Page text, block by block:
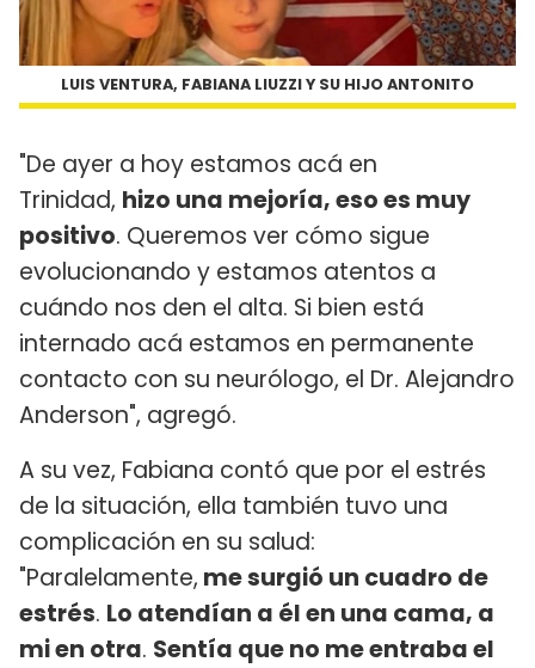
LUIS VENTURA, FABIANA LIUZZI Y SU HIJO ANTONITO
"De ayer a hoy estamos acá en
Trinidad, hizo una mejoría, eso es muy
positivo. Queremos ver cómo sigue
evolucionando y estamos atentos a
cuándo nos den el alta. Si bien está
internado acá estamos en permanente
contacto con su neurólogo, el Dr. Alejandro
Anderson", agregó.
A su vez, Fabiana contó que por el estrés
de la situación, ella también tuvo una
complicación en su salud:
"Paralelamente, me surgió un cuadro de
estrés. Lo atendían a él en una cama, a
mi en otra. Sentía que no me entraba el